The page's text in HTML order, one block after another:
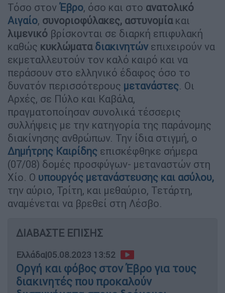
Τόσο στον Έβρο, όσο και στο ανατολικό
Αιγαίο, συνοριοφύλακες, αστυνομίακαι
λιμενικό βρίσκονται σε διαρκή επιφυλακή
καθώς κυκλώματα διακινητών επιχειρούν να
εκμεταλλευτούν τον καλό καιρό και να
περάσουν στο ελληνικό έδαφος όσο το
δυνατόν περισσότερους μετανάστες. Οι
Αρχές, σε Πύλο και Καβάλα,
πραγματοποίησαν συνολικά τέσσερις
συλλήψεις με την κατηγορία της παράνομης
διακίνησης ανθρώπων. Την ίδια στιγμή, ο
Δημήτρης Καιρίδης επισκέφθηκε σήμερα
(07/08) δομές προσφύγων- μεταναστών στη
Χίο. Ο υπουργός μετανάστευσης και ασύλου,
την αύριο, Τρίτη, και μεθαύριο, Τετάρτη,
αναμένεται να βρεθεί στη Λέσβο.
ΔΙΑΒΑΣΤΕ ΕΠΙΣΗΣ
Ελλάδα|05.08.2023 13:52
Οργή και φόβος στον Έβρο για τους
διακινητές που προκαλούν